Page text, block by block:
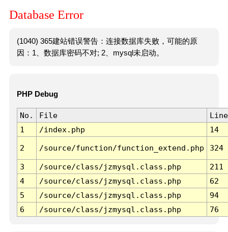
Database Error
(1040) 365建站错误警告：连接数据库失败，可能的原
因：1、数据库密码不对; 2、mysql未启动。
PHP Debug
No. File
Line
1
/index.php 14
2 /source/function/function_extend.php 324
3 /source/class/jzmysql.class.php
211
4
/source/class/jzmysql.class.php
62
5
/source/class/jzmysql.class.php
94
6
/source/class/jzmysql.class.php 76